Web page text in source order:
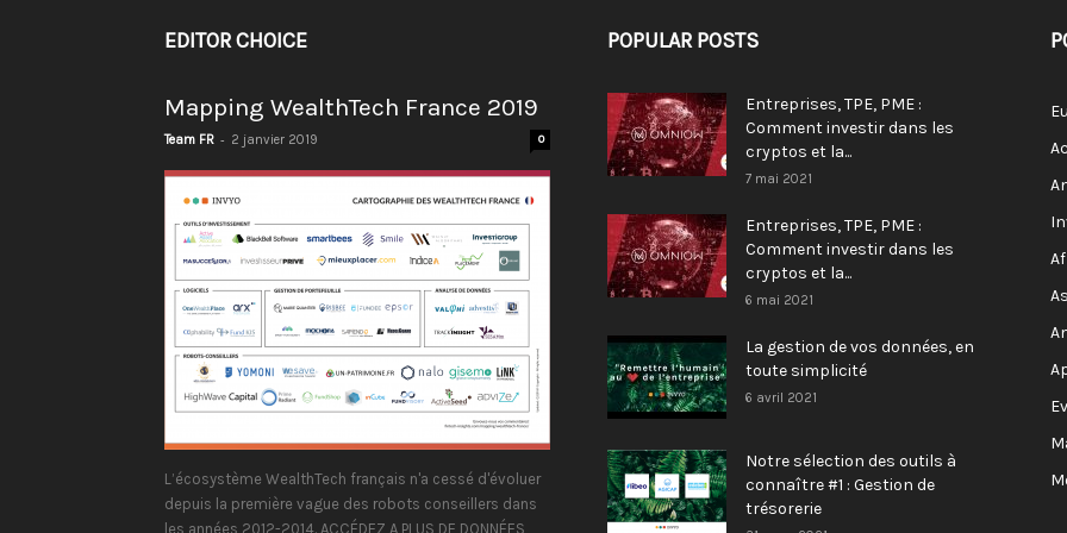
EDITOR CHOICE
Mapping WealthTech France 2019
Team FR - 2 janvier 2019 0
L’écosystème WealthTech français n'a cessé d'évoluer
depuis la première vague des robots conseillers dans
les années 2012-2014. ACCÉDEZ A PLUS DE DONNÉES
POPULAR POSTS
Entreprises, TPE, PME :
Comment investir dans les
cryptos et la...
7 mai 2021
Entreprises, TPE, PME :
Comment investir dans les
cryptos et la...
6 mai 2021
La gestion de vos données, en
toute simplicité
6 avril 2021
Notre sélection des outils à
connaître #1 : Gestion de
trésorerie